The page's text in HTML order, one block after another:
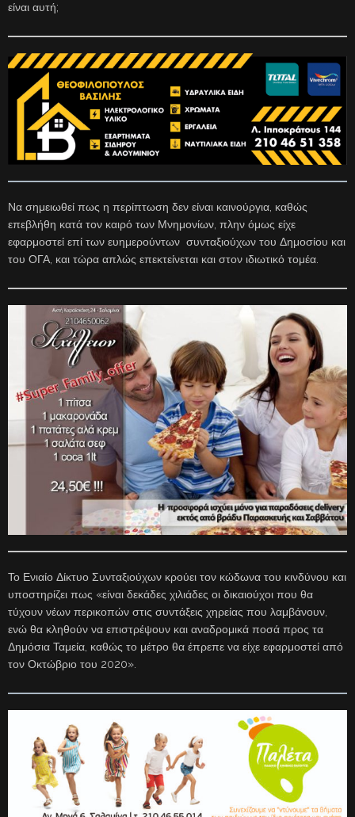
είναι αυτή;
Να σημειωθεί πως η περίπτωση δεν είναι καινούργια, καθώς
επεβλήθη κατά τον καιρό των Μνημονίων, πλην όμως είχε
εφαρμοστεί επί των ευημερούντων συνταξιούχων του Δημοσίου και
του ΟΓΑ, και τώρα απλώς επεκτείνεται και στον ιδιωτικό τομέα.
Το Ενιαίο Δίκτυο Συνταξιούχων κρούει τον κώδωνα του κινδύνου και
υποστηρίζει πως «είναι δεκάδες χιλιάδες οι δικαιούχοι που θα
τύχουν νέων περικοπών στις συντάξεις χηρείας που λαμβάνουν,
ενώ θα κληθούν να επιστρέψουν και αναδρομικά ποσά προς τα
Δημόσια Ταμεία, καθώς το μέτρο θα έπρεπε να είχε εφαρμοστεί από
τον Οκτώβριο του 2020».